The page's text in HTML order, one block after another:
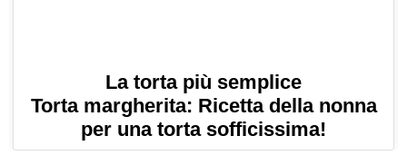
La torta più semplice
Torta margherita: Ricetta della nonna
per una torta sofficissima!